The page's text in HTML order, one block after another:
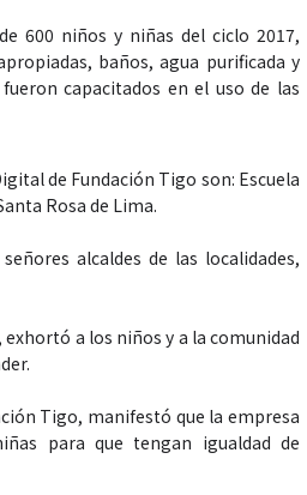
600 niños y niñas del ciclo 2017,
baños, agua purificada y
capacitados en el uso de las
de Fundación Tigo son: Escuela
Rosa de Lima.
alcaldes de las localidades,
exhortó a los niños y a la comunidad
Tigo, manifestó que la empresa
para que tengan igualdad de